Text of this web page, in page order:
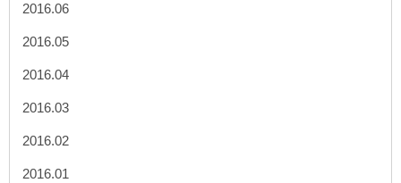
2016.06
2016.05
2016.04
2016.03
2016.02
2016.01